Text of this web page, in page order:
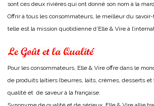
sont ces deux rivières qui ont donné son nom à la
Offrir à tous les consommateurs, le meilleur du savoir-
telle est la mission quotidienne d’Elle & Vire à
Pour les consommateurs, Elle & Vire offre dans le
de produits laitiers (beurres, laits, crèmes, desserts et
qualité et de saveur à la française.